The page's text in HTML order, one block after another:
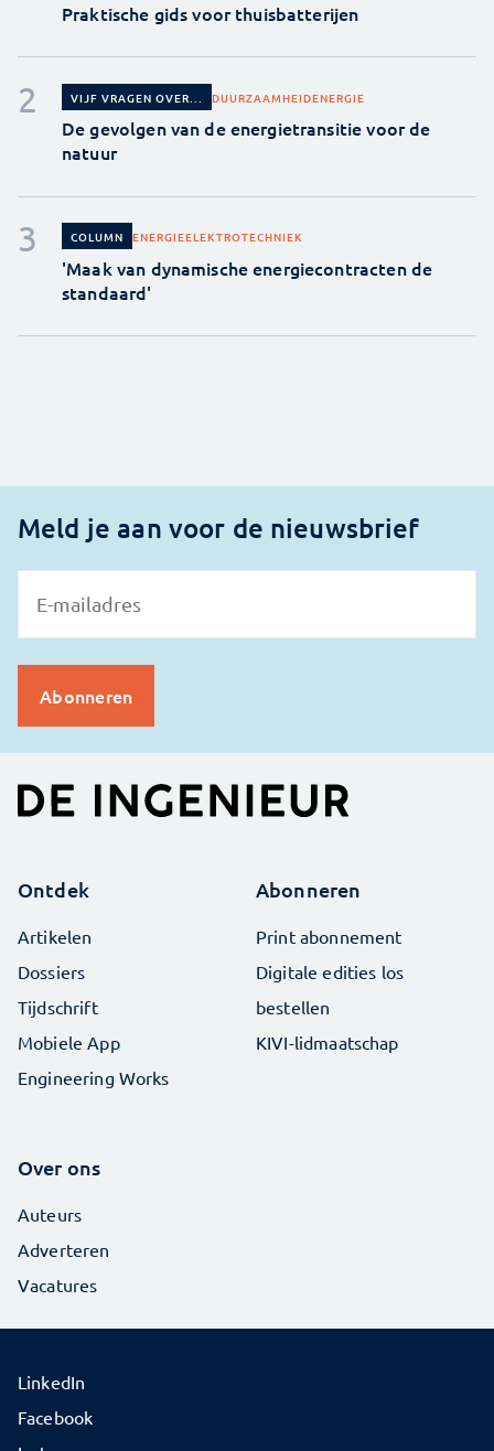
Praktische gids voor thuisbatterijen
VIJF VRAGEN OVER... DUURZAAMHEIDENERGIE
De gevolgen van de energietransitie voor de
natuur
COLUMN ENERGIEELEKTROTECHNIEK
'Maak van dynamische energiecontracten de
standaard'
Meld je aan voor de nieuwsbrief
Ontdek
Artikelen
Dossiers
Tijdschrift
Mobiele App
Engineering Works
Abonneren
Print abonnement
Digitale edities los
bestellen
KIVI-lidmaatschap
Over ons
Auteurs
Adverteren
Vacatures
LinkedIn
Facebook